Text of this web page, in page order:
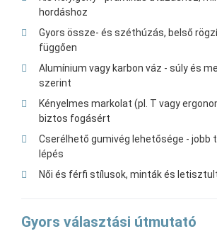
hordáshoz
Gyors össze- és széthúzás, belső
függően
Alumínium vagy karbon váz - súly és
szerint
Kényelmes markolat (pl. T vagy
biztos fogásért
Cserélhető gumivég lehetősége - jobb
lépés
Női és férfi stílusok, minták és
Gyors választási útmutató